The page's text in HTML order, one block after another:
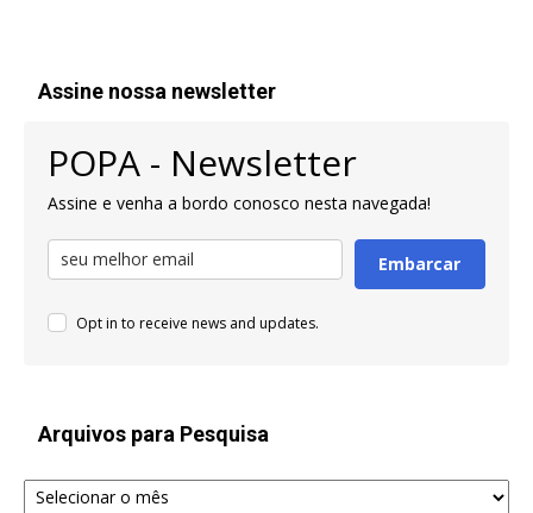
Assine nossa newsletter
POPA - Newsletter
Assine e venha a bordo conosco nesta navegada!
Embarcar
Opt in to receive news and updates.
Arquivos para Pesquisa
Arquivos
para